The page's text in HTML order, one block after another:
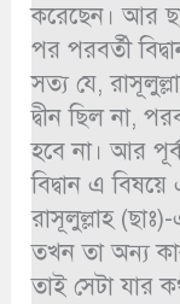
করেছেন। আর
পর পরবর্তী
সত্য যে,
দ্বীন ছিল না,
হবে না। আর
বিদ্বান এ
রাসূলুল্লাহ
তখন তা অন্য
তাই সেটা যার